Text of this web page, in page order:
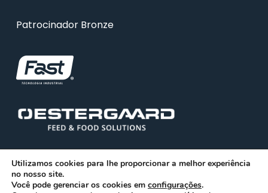
Patrocinador Bronze
Utilizamos cookies para lhe proporcionar a melhor experiência
no nosso site.
Você pode gerenciar os cookies em configurações.